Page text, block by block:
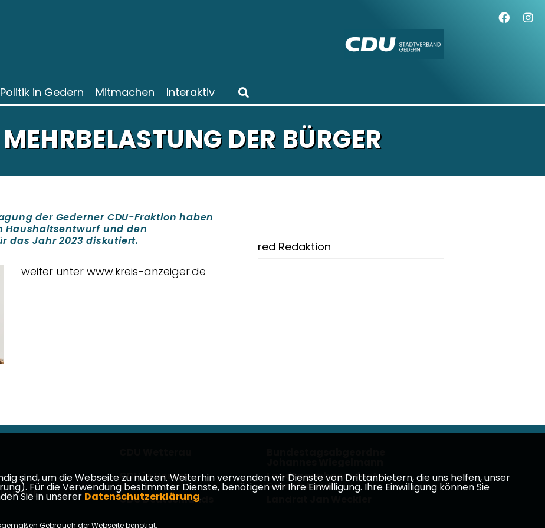
Politik in Gedern Mitmachen Interaktiv
DER BÜRGER
der Gederner CDU-Fraktion haben
Haushaltsentwurf und den
das Jahr 2023 diskutiert.
weiter unter www.kreis-anzeiger.de
red Redaktion
Kontakt
CDU in Hessen
CDU Deutschlands
Landtagsabgeordneter
Patrick Appel
sind, um die Webseite zu nutzen. Weiterhin verwenden wir Dienste von Drittanbietern, die uns helfen, unser
Für die Verwendung bestimmter Dienste, benötigen wir Ihre Einwilligung. Ihre Einwilligung können Sie
Sie in unserer Datenschutzerklärung.
Gebrauch der Webseite benötigt.